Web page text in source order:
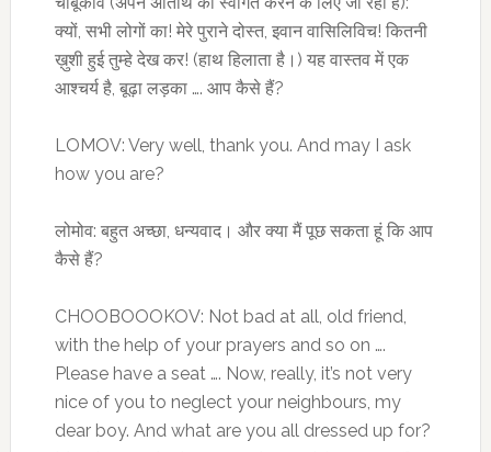
क्यों, सभी लोगों का! मेरे पुराने दोस्त, इवान वासिलिविच! कितनी
ख़ुशी हुई तुम्हे देख कर! (हाथ हिलाता है।) यह वास्तव में एक
आश्चर्य है, बूढ़ा लड़का …. आप कैसे हैं?
LOMOV: Very well, thank you. And may I ask
how you are?
लोमोव: बहुत अच्छा, धन्यवाद। और क्या मैं पूछ सकता हूं कि आप
कैसे हैं?
CHOOBOOOKOV: Not bad at all, old friend,
with the help of your prayers and so on ….
Please have a seat …. Now, really, it’s not very
nice of you to neglect your neighbours, my
dear boy. And what are you all dressed up for?